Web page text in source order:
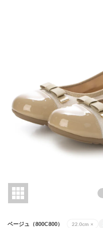
ベージュ（800C800） 22.0cm ×